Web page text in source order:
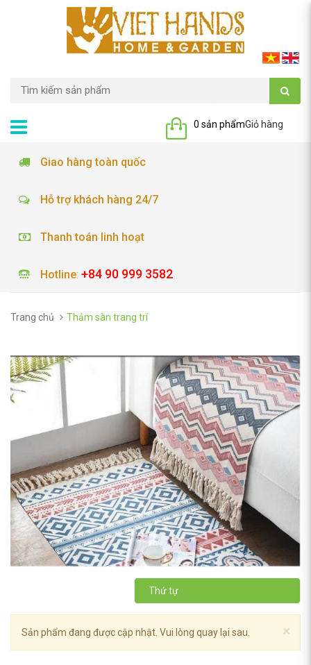
Giỏ hàng
0 sản phẩm
Giao hàng toàn quốc
Hỗ trợ khách hàng 24/7
Thanh toán linh hoạt
Hotline: +84 90 999 3582
Trang chủ Thảm sàn trang trí
Thứ tự
×
Sản phẩm đang được cập nhật. Vui lòng quay lại sau.